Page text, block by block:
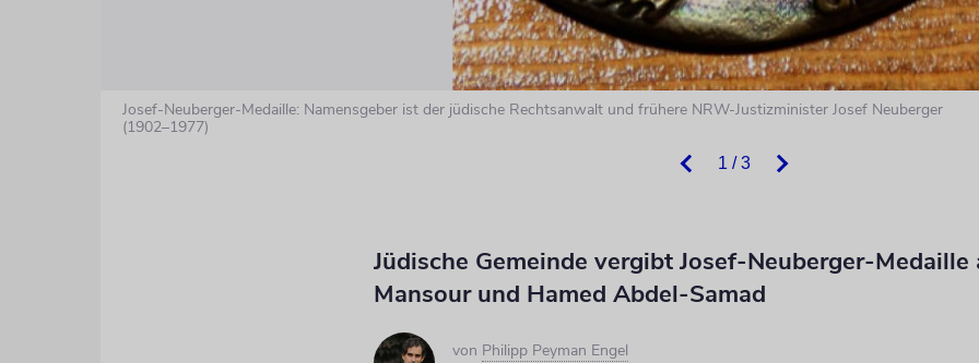
1 / 3
Josef-Neuberger-Medaille: Namensgeber ist der jüdische Rechtsanwalt und frühere NRW-Justizminister Josef Neuberger
(1902–1977)
Jüdische Gemeinde vergibt Josef-Neuberger-Medaille
Mansour und Hamed Abdel-Samad
von Philipp Peyman Engel